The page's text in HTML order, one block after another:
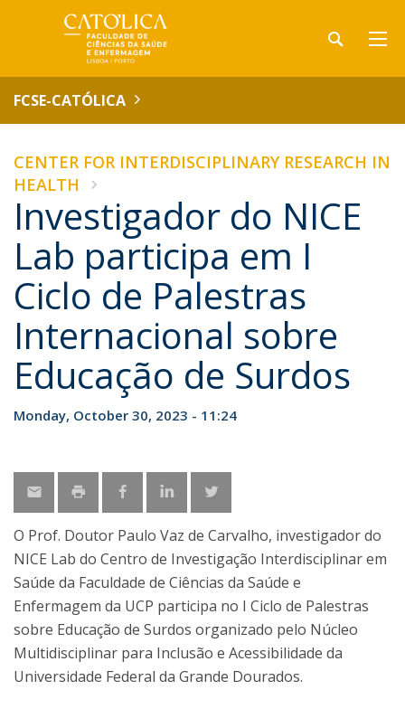
FCSE-CATÓLICA
CENTER FOR INTERDISCIPLINARY RESEARCH IN
HEALTH
Investigador do NICE
Lab participa em I
Ciclo de Palestras
Internacional sobre
Educação de Surdos
Monday, October 30, 2023 - 11:24
O Prof. Doutor Paulo Vaz de Carvalho, investigador do
NICE Lab do Centro de Investigação Interdisciplinar em
Saúde da Faculdade de Ciências da Saúde e
Enfermagem da UCP participa no I Ciclo de Palestras
sobre Educação de Surdos organizado pelo Núcleo
Multidisciplinar para Inclusão e Acessibilidade da
Universidade Federal da Grande Dourados.